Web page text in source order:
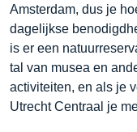
Amsterdam, dus je
dagelijkse
is er een
tal van musea en
activiteiten, en als je
Utrecht Centraal je